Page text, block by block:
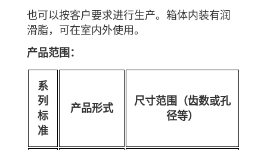
也可以按客户要求进行生产。箱体内装有润
滑脂，可在室内外使用。
产品范围：
系
列
标
准
产品形式
尺寸范围（齿数或孔
径等）